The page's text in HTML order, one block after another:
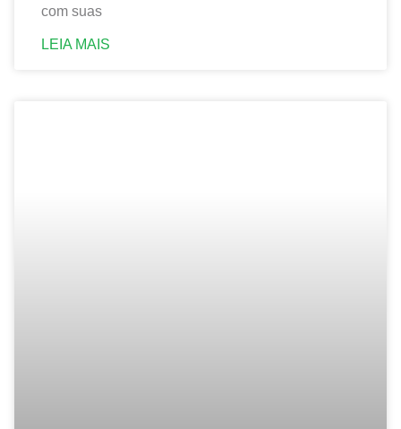
com suas
LEIA MAIS